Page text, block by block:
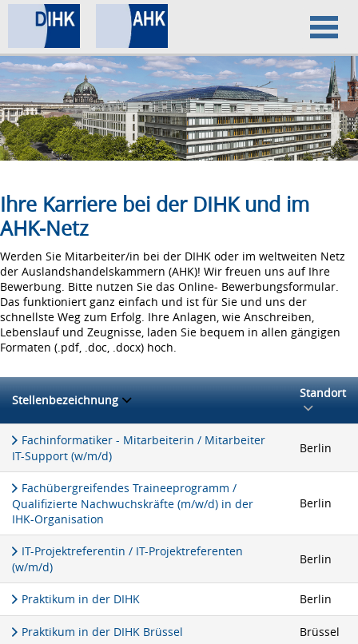
Home
Datenschutz
Impressum
Ihre Karriere bei der DIHK und im
AHK-Netz
Werden Sie Mitarbeiter/in bei der DIHK oder im weltweiten Netz
der Auslandshandelskammern (AHK)! Wir freuen uns auf Ihre
Bewerbung. Bitte nutzen Sie das Online- Bewerbungsformular.
Das funktioniert ganz einfach und ist für Sie und uns der
schnellste Weg zum Erfolg. Ihre Anlagen, wie Anschreiben,
Lebenslauf und Zeugnisse, laden Sie bequem in allen gängigen
Formaten (.pdf, .doc, .docx) hoch.
Stellenbezeichnung Standort
Fachinformatiker - Mitarbeiterin / Mitarbeiter
IT-Support (w/m/d)
Berlin
Fachübergreifendes Traineeprogramm /
Qualifizierte Nachwuchskräfte (m/w/d) in der
IHK-Organisation
Berlin
IT-Projektreferentin / IT-Projektreferenten
(w/m/d)
Berlin
Praktikum in der DIHK Berlin
Praktikum in der DIHK Brüssel Brüssel